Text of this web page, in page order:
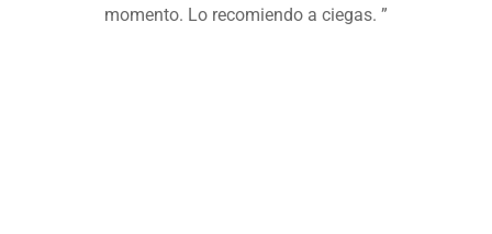
momento. Lo recomiendo a ciegas. ”